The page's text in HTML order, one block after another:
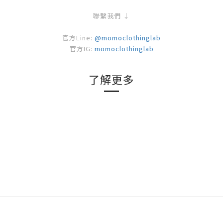
聯繫我們 ↓
官方Line: @momoclothinglab
官方IG: momoclothinglab
了解更多